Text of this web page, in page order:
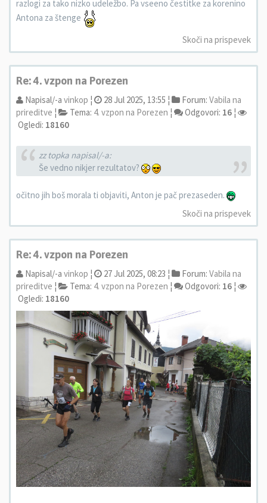
razlogi za tako nizko udeležbo. Pa vseeno čestitke za korenino
Antona za štenge
Skoči na prispevek
Re: 4. vzpon na Porezen
Napisal/-a vinkop ¦ 28 Jul 2025, 13:55 ¦ Forum: Vabila na
prireditve ¦ Tema: 4. vzpon na Porezen ¦ Odgovori: 16 ¦
Ogledi: 18160
zz topka napisal/-a:
Še vedno nikjer rezultatov?
očitno jih boš morala ti objaviti, Anton je pač prezaseden.
Skoči na prispevek
Re: 4. vzpon na Porezen
Napisal/-a vinkop ¦ 27 Jul 2025, 08:23 ¦ Forum: Vabila na
prireditve ¦ Tema: 4. vzpon na Porezen ¦ Odgovori: 16 ¦
Ogledi: 18160